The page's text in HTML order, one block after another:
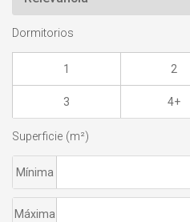
Dormitorios
1 2
3 4+
Superficie (m²)
Mínima
Máxima